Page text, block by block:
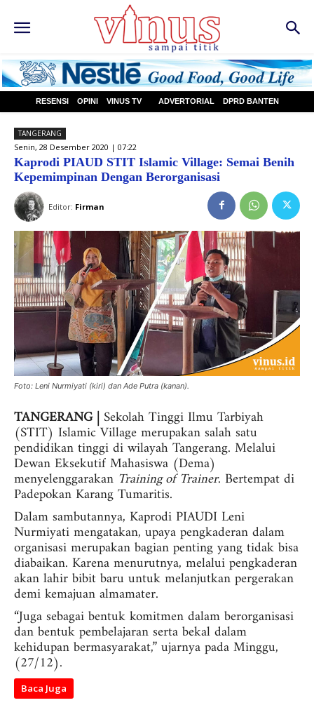
RESENSI OPINI VINUS TV ADVERTORIAL DPRD BANTEN
TANGERANG
Senin, 28 Desember 2020 | 07:22
Kaprodi PIAUD STIT Islamic Village: Semai Benih
Kepemimpinan Dengan Berorganisasi
Editor: Firman
Foto: Leni Nurmiyati (kiri) dan Ade Putra (kanan).
TANGERANG | Sekolah Tinggi Ilmu Tarbiyah
(STIT) Islamic Village merupakan salah satu
pendidikan tinggi di wilayah Tangerang. Melalui
Dewan Eksekutif Mahasiswa (Dema)
menyelenggarakan Training of Trainer. Bertempat di
Padepokan Karang Tumaritis.
Dalam sambutannya, Kaprodi PIAUDI Leni
Nurmiyati mengatakan, upaya pengkaderan dalam
organisasi merupakan bagian penting yang tidak bisa
diabaikan. Karena menurutnya, melalui pengkaderan
akan lahir bibit baru untuk melanjutkan pergerakan
demi kemajuan almamater.
“Juga sebagai bentuk komitmen dalam berorganisasi
dan bentuk pembelajaran serta bekal dalam
kehidupan bermasyarakat,” ujarnya pada Minggu,
(27/12).
Baca Juga